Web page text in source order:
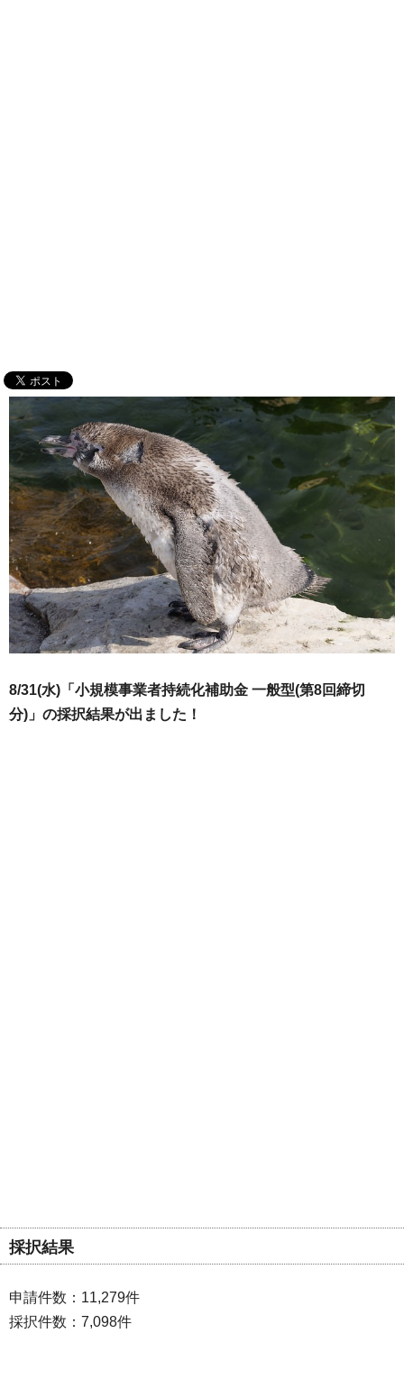
8/31(水)「小規模事業者持続化補助金 一般型(第8回締切
分)」の採択結果が出ました！
採択結果
申請件数：11,279件
採択件数：7,098件